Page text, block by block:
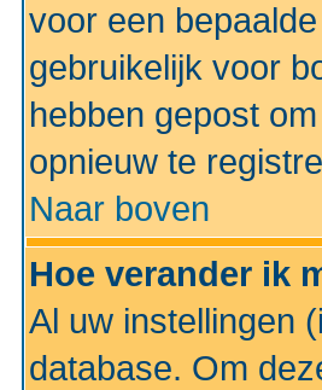
voor een
gebruikelijk voor
hebben gepost
opnieuw te
Naar boven
Hoe verander ik
Al uw instellingen
database. Om